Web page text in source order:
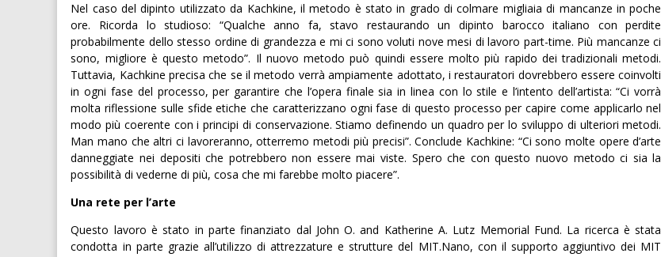
Nel caso del dipinto utilizzato da Kachkine, il metodo è stato in grado di colmare migliaia di mancanze in poche
ore. Ricorda lo studioso: “Qualche anno fa, stavo restaurando un dipinto barocco italiano con perdite
probabilmente dello stesso ordine di grandezza e mi ci sono voluti nove mesi di lavoro part-time. Più mancanze ci
sono, migliore è questo metodo”. Il nuovo metodo può quindi essere molto più rapido dei tradizionali metodi.
Tuttavia, Kachkine precisa che se il metodo verrà ampiamente adottato, i restauratori dovrebbero essere coinvolti
in ogni fase del processo, per garantire che l’opera finale sia in linea con lo stile e l’intento dell’artista: “Ci vorrà
molta riflessione sulle sfide etiche che caratterizzano ogni fase di questo processo per capire come applicarlo nel
modo più coerente con i principi di conservazione. Stiamo definendo un quadro per lo sviluppo di ulteriori metodi.
Man mano che altri ci lavoreranno, otterremo metodi più precisi”. Conclude Kachkine: “Ci sono molte opere d’arte
danneggiate nei depositi che potrebbero non essere mai viste. Spero che con questo nuovo metodo ci sia la
possibilità di vederne di più, cosa che mi farebbe molto piacere”.
Una rete per l’arte
Questo lavoro è stato in parte finanziato dal John O. and Katherine A. Lutz Memorial Fund. La ricerca è stata
condotta in parte grazie all’utilizzo di attrezzature e strutture del MIT.Nano, con il supporto aggiuntivo dei MIT